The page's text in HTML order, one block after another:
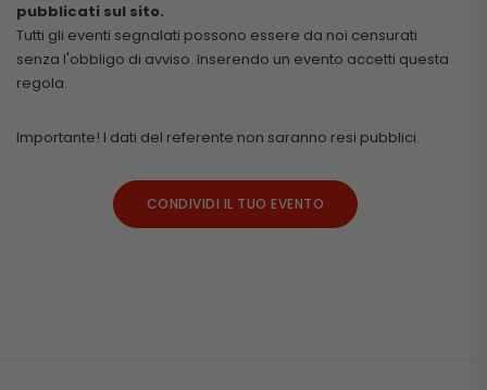
pubblicati sul sito.
Tutti gli eventi segnalati possono essere da noi censurati
senza l'obbligo di avviso. Inserendo un evento accetti questa
regola.
Importante! I dati del referente non saranno resi pubblici.
CONDIVIDI IL TUO EVENTO